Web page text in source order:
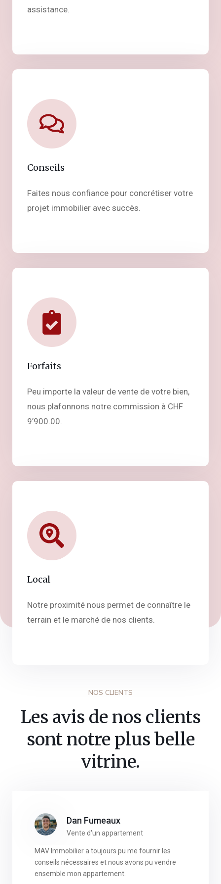
assistance.
Conseils
Faites nous confiance pour concrétiser votre
projet immobilier avec succès.
Forfaits
Peu importe la valeur de vente de votre bien,
nous plafonnons notre commission à CHF
9’900.00.
Local
Notre proximité nous permet de connaître le
terrain et le marché de nos clients.
NOS CLIENTS
Les avis de nos clients
sont notre plus belle
vitrine.
Dan Fumeaux
Vente d'un appartement
MAV Immobilier a toujours pu me fournir les
conseils nécessaires et nous avons pu vendre
ensemble mon appartement.